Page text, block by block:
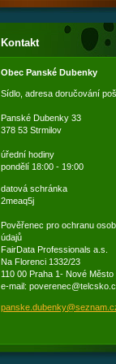
Kontakt
Obec Panské Dubenky
Sídlo, adresa doručování
Panské Dubenky 33
378 53 Strmilov
úřední hodiny
pondělí 18:00 - 19:00
datová schránka
2meaq5j
Pověřenec pro ochranu
údajů
FairData Professionals a.s.
Na Florenci 1332/23
110 00 Praha 1- Nové Město
e-mail:
panske.dubenky@s